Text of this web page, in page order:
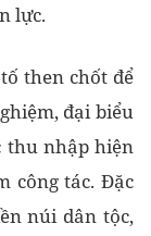
lực.
then chốt để
đại biểu
thu nhập hiện
công tác. Đặc
núi dân tộc,